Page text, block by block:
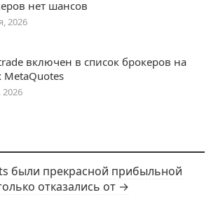
нет шансов
2026
включен в список брокеров на
MetaQuotes
были прекрасной прибыльной
отказались от →